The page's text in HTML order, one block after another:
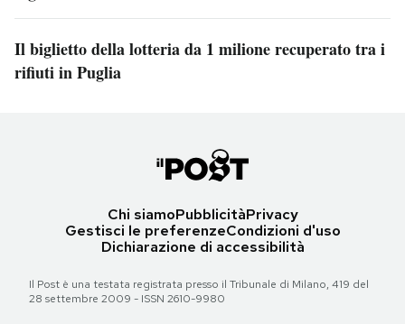
Il biglietto della lotteria da 1 milione recuperato tra i
rifiuti in Puglia
Chi siamoPubblicitàPrivacy
Gestisci le preferenzeCondizioni d'uso
Dichiarazione di accessibilità
Il Post è una testata registrata presso il Tribunale di Milano, 419 del
28 settembre 2009 - ISSN 2610-9980